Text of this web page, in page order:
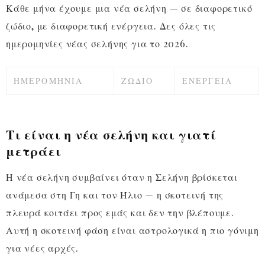
Κάθε μήνα έχουμε μια νέα σελήνη — σε διαφορετικό
ζώδιο, με διαφορετική ενέργεια. Δες όλες τις
ημερομηνίες νέας σελήνης για το 2026.
ΗΜΕΡΟΜΗΝΊΑ ΖΏΔΙΟ ΕΝΈΡΓΕΙΑ
Τι είναι η νέα σελήνη και γιατί
μετράει
Η νέα σελήνη συμβαίνει όταν η Σελήνη βρίσκεται
ανάμεσα στη Γη και τον Ήλιο — η σκοτεινή της
πλευρά κοιτάει προς εμάς και δεν την βλέπουμε.
Αυτή η σκοτεινή φάση είναι αστρολογικά η πιο γόνιμη
για νέες αρχές.